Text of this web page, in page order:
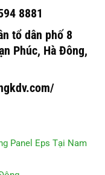
8881
tổ dân phố 8
Phúc, Hà Đông,
Panel Eps Tại Nam